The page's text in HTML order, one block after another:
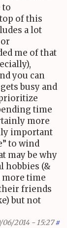
to
of this
a lot
me of that
you can
busy and
time
more
important
to wind
may be why
hobbies (&
more time
friends
but not
06/2014 - 15:27 #